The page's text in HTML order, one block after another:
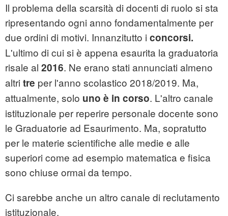
Il problema della scarsità di docenti di ruolo si sta
ripresentando ogni anno fondamentalmente per
due ordini di motivi. Innanzitutto i concorsi.
L'ultimo di cui si è appena esaurita la graduatoria
risale al 2016. Ne erano stati annunciati almeno
altri tre per l'anno scolastico 2018/2019. Ma,
attualmente, solo uno è in corso. L'altro canale
istituzionale per reperire personale docente sono
le Graduatorie ad Esaurimento. Ma, sopratutto
per le materie scientifiche alle medie e alle
superiori come ad esempio matematica e fisica
sono chiuse ormai da tempo.
Ci sarebbe anche un altro canale di reclutamento
istituzionale.